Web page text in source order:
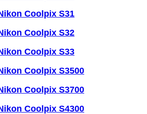
Coolpix S31
Coolpix S32
Coolpix S33
Coolpix S3500
Coolpix S3700
Coolpix S4300